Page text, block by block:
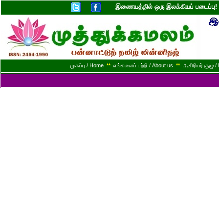
இணையத்தில் ஒரு இலக்கியப்
முகப்பு / Home ** எங்களைப் பற்றி / About us ** ஆசிரியர் குழு